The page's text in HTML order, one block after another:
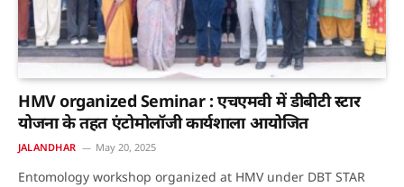
HMV organized Seminar : एचएमवी में डीबीटी स्टार
योजना के तहत एंटोमोलॉजी कार्यशाला आयोजित
JALANDHAR May 20, 2025
Entomology workshop organized at HMV under DBT STAR